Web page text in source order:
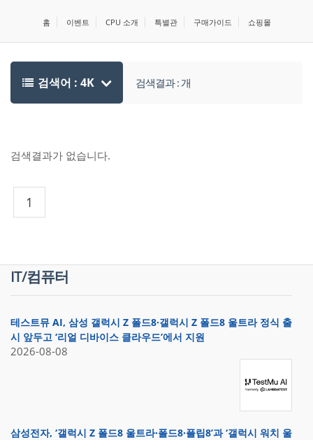
홈 이벤트 CPU 소개 특별관 구매가이드 쇼핑몰
검색어 : 4K 검색결과 : 개
검색결과가 없습니다.
1
IT/컴퓨터
테스트뮤 AI, 삼성 갤럭시 Z 폴드8·갤럭시 Z 폴드8 울트라 정식 출
시 앞두고 ‘리얼 디바이스 클라우드’에서 지원
2026-08-08
삼성전자, ‘갤럭시 Z 폴드8 울트라·폴드8·플립8’과 ‘갤럭시 워치 울